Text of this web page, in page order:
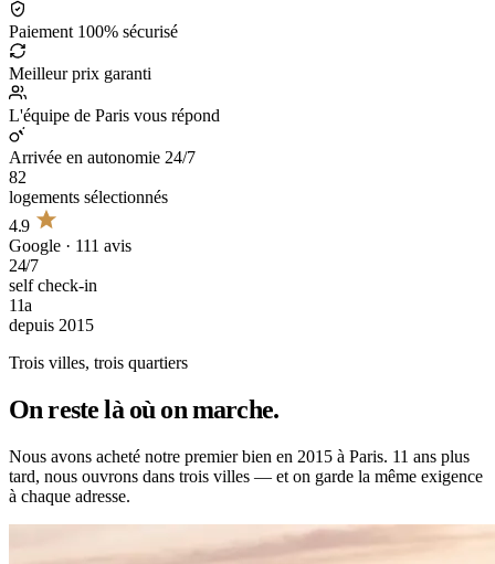
Paiement 100% sécurisé
Meilleur prix garanti
L'équipe de Paris vous répond
Arrivée en autonomie 24/7
82
logements sélectionnés
4.9
Google · 111 avis
24/7
self check-in
11a
depuis 2015
Trois villes, trois quartiers
On restelà où on marche.
Nous avons acheté notre premier bien en 2015 à Paris. 11 ans plus
tard, nous ouvrons dans trois villes — et on garde la même exigence
à chaque adresse.